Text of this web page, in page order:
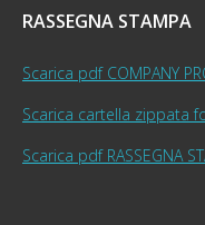
RASSEGNA STAMPA
Scarica pdf COMPANY
Scarica cartella zippata
Scarica pdf RASSEGNA